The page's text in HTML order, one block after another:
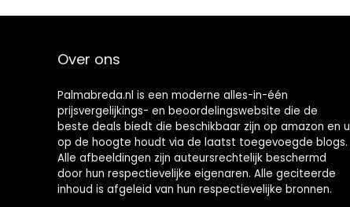
Over ons
Palmabreda.nl is een moderne alles-in-één
prijsvergelijkings- en beoordelingswebsite die de
beste deals biedt die beschikbaar zijn op amazon en u
op de hoogte houdt via de laatst toegevoegde blogs.
Alle afbeeldingen zijn auteursrechtelijk beschermd
door hun respectievelijke eigenaren. Alle geciteerde
inhoud is afgeleid van hun respectievelijke bronnen.